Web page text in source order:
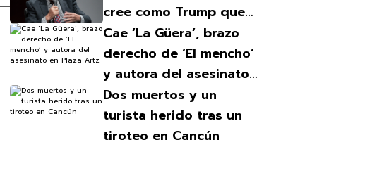
cree como Trump que
los medios están
contra él
Cae ‘La Güera’, brazo
derecho de ‘El mencho’
y autora del asesinato
en Plaza Artz
Dos muertos y un
turista herido tras un
tiroteo en Cancún